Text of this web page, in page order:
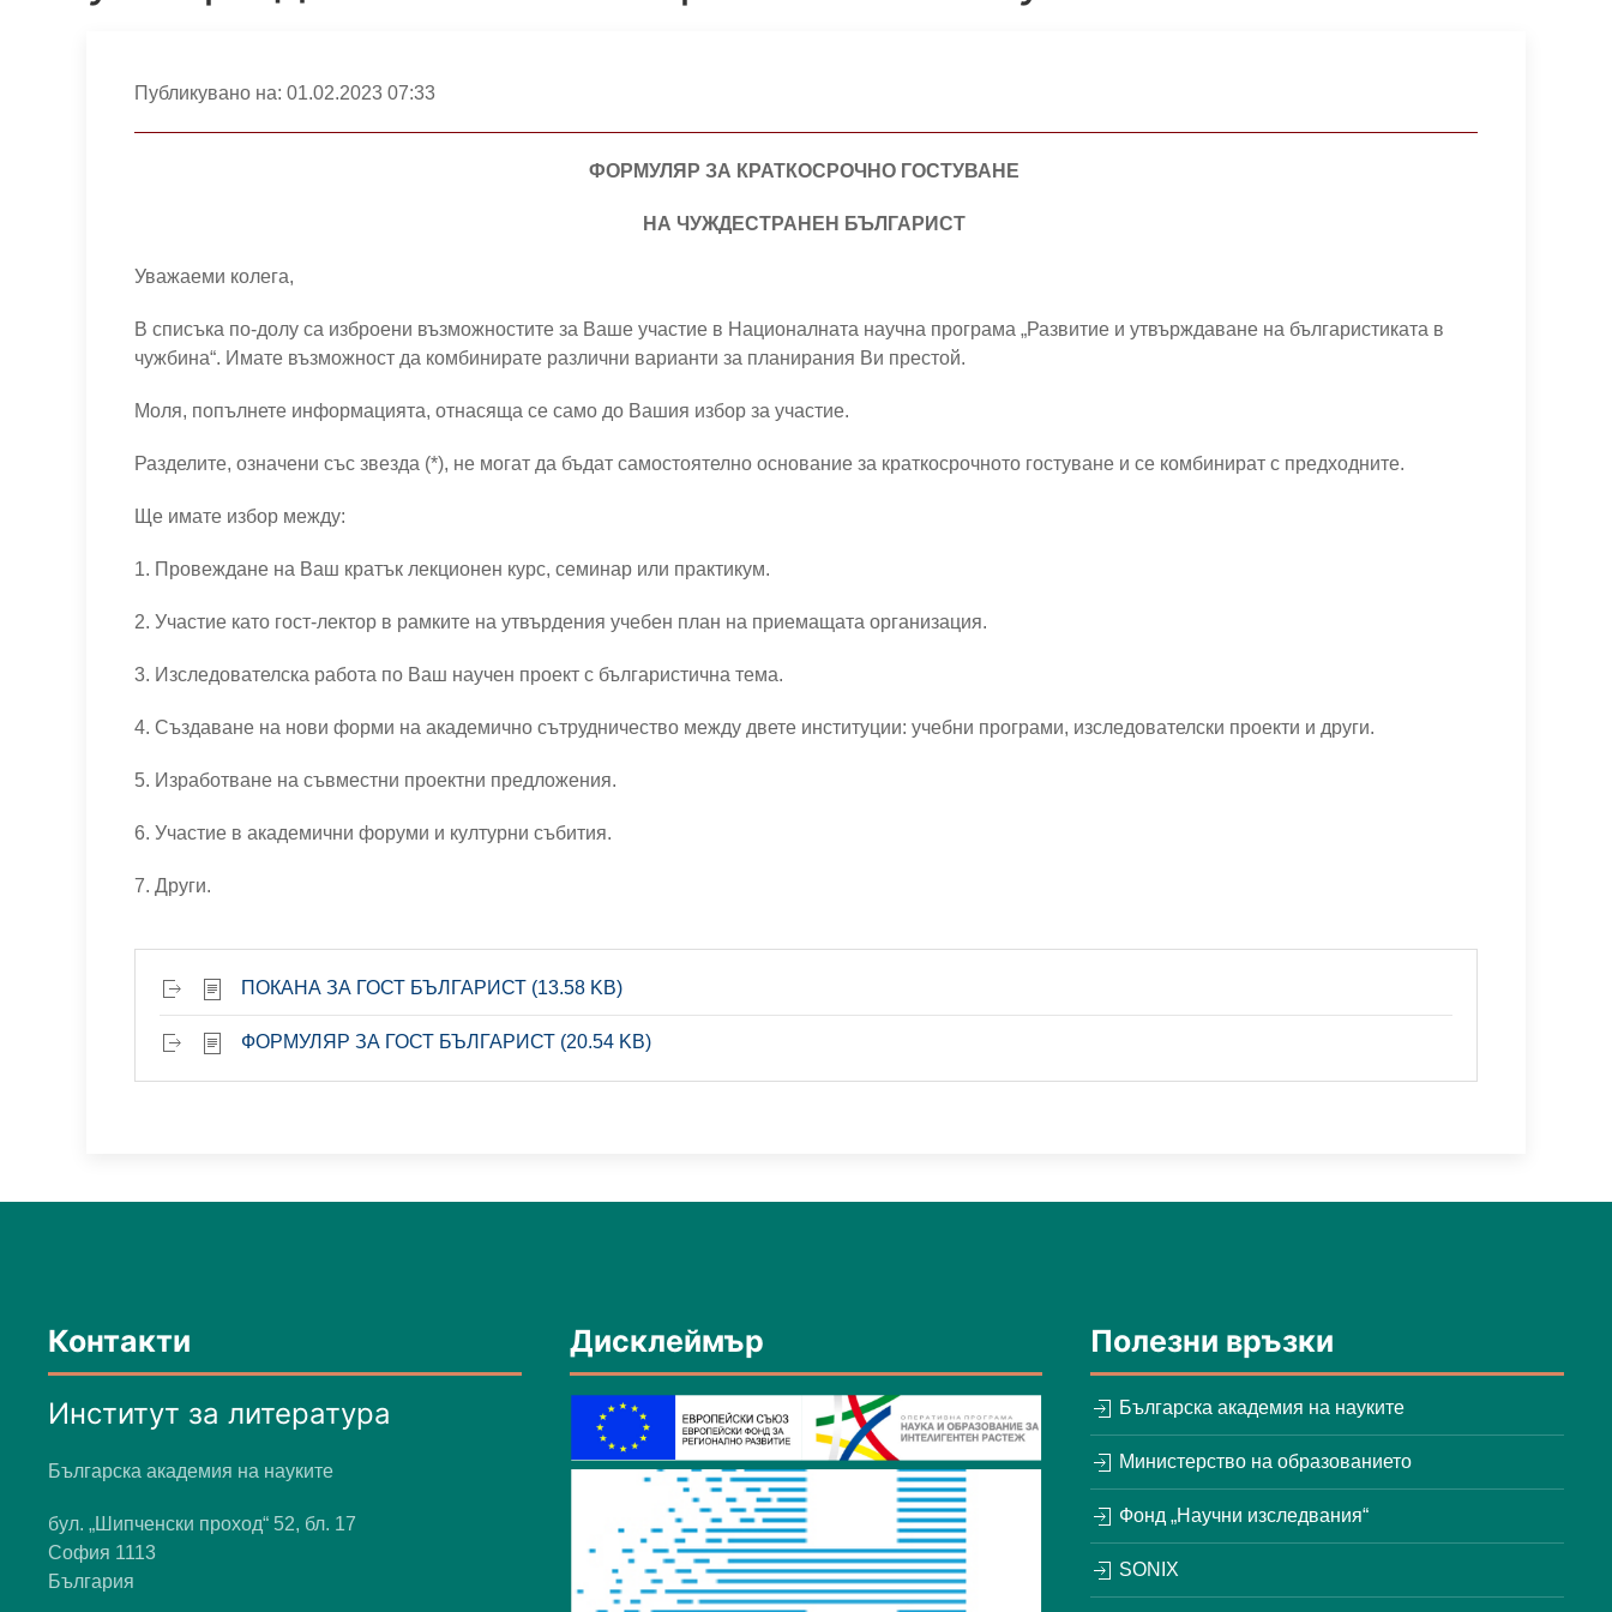
Публикувано на: 01.02.2023 07:33
ФОРМУЛЯР ЗА КРАТКОСРОЧНО ГОСТУВАНЕ
НА ЧУЖДЕСТРАНЕН БЪЛГАРИСТ
Уважаеми колега,
В списъка по-долу са изброени възможностите за Ваше участие в Националната научна програма „Развитие и утвърждаване на българистиката в
чужбина“. Имате възможност да комбинирате различни варианти за планирания Ви престой.
Моля, попълнете информацията, отнасяща се само до Вашия избор за участие.
Разделите, означени със звезда (*), не могат да бъдат самостоятелно основание за краткосрочното гостуване и се комбинират с предходните.
Ще имате избор между:
1. Провеждане на Ваш кратък лекционен курс, семинар или практикум.
2. Участие като гост-лектор в рамките на утвърдения учебен план на приемащата организация.
3. Изследователска работа по Ваш научен проект с българистична тема.
4. Създаване на нови форми на академично сътрудничество между двете институции: учебни програми, изследователски проекти и други.
5. Изработване на съвместни проектни предложения.
6. Участие в академични форуми и културни събития.
7. Други.
ПОКАНА ЗА ГОСТ БЪЛГАРИСТ (13.58 KB)
ФОРМУЛЯР ЗА ГОСТ БЪЛГАРИСТ (20.54 KB)
Контакти
Институт за литература
Българска академия на науките
бул. „Шипченски проход“ 52, бл. 17
София 1113
България
Дисклеймър Полезни връзки
Българска академия на науките
Министерство на образованието
Фонд „Научни изследвания“
SONIX